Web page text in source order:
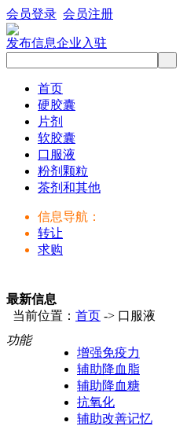
会员登录 会员注册
发布信息企业入驻
首页
硬胶囊
片剂
软胶囊
口服液
粉剂颗粒
茶剂和其他
信息导航：
转让
求购
最新信息
当前位置： 首页 -> 口服液
功能
增强免疫力
辅助降血脂
辅助降血糖
抗氧化
辅助改善记忆